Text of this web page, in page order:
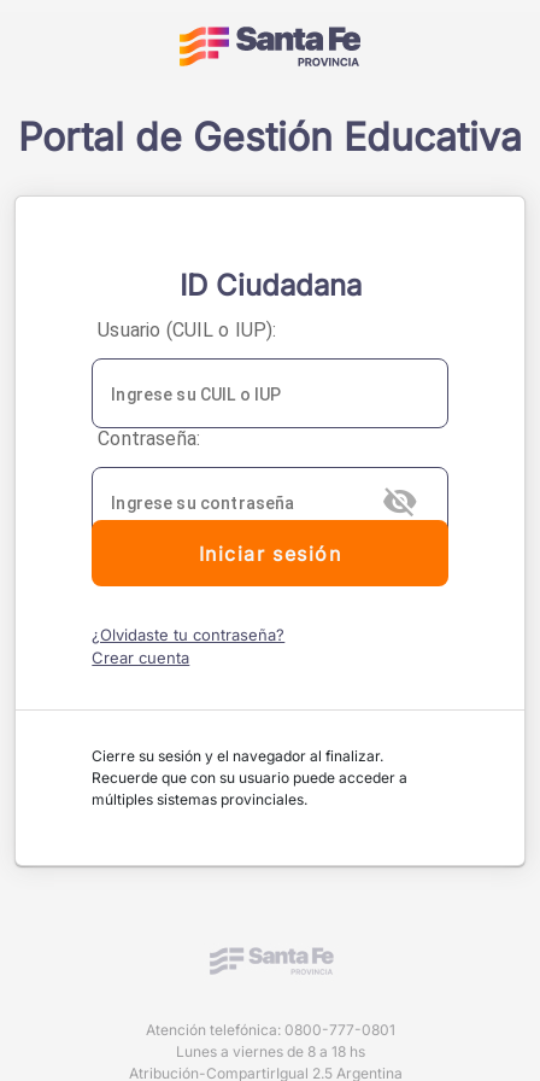
Acceso a sistemas -
Portal de Gestión Educativa
ID Ciudadana
Usuario (CUIL o IUP):
Contraseña:
Iniciar sesión
¿Olvidaste tu contraseña?
Crear cuenta
Cierre su sesión y el navegador al finalizar.
Recuerde que con su usuario puede acceder a
múltiples sistemas provinciales.
Atribución-CompartirIgual 2.5 Argentina
Atención telefónica: 0800-777-0801
Lunes a viernes de 8 a 18 hs